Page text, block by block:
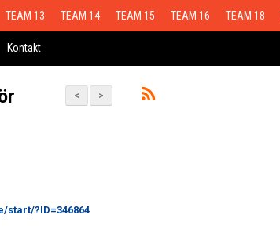
TEAM 13 TEAM 14 TEAM 15 TEAM 16 TEAM 18
Kontakt
>
<
start/?ID=346864